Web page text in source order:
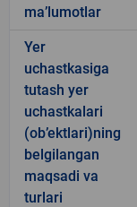
ma’lumotlar
Yer
uchastkasiga
tutash yer
uchastkalari
(ob’ektlari)ning
belgilangan
maqsadi va
turlari